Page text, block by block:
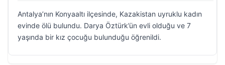
Antalya’nın Konyaaltı ilçesinde, Kazakistan uyruklu kadın
evinde ölü bulundu. Darya Öztürk’ün evli olduğu ve 7
yaşında bir kız çocuğu bulunduğu öğrenildi.